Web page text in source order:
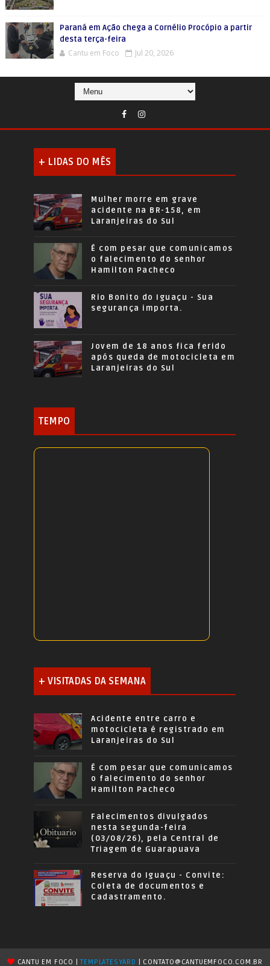
Paraná em Ação chega a Cornélio Procópio a partir
desta terça-feira
Cantu em Foco Jul 20, 2026
+ LIDAS DO MÊS
Mulher morre em grave
acidente na BR-158, em
Laranjeiras do Sul
É com pesar que comunicamos
o falecimento do senhor
Hamilton Pacheco
Rio Bonito do Iguaçu - Sua
segurança importa.
Jovem de 18 anos fica ferido
após queda de motocicleta em
Laranjeiras do Sul
TEMPO
+ VISITADAS DA SEMANA
Acidente entre carro e
motocicleta é registrado em
Laranjeiras do Sul
É com pesar que comunicamos
o falecimento do senhor
Hamilton Pacheco
Falecimentos divulgados
nesta segunda-feira
(03/08/26), pela Central de
Triagem de Guarapuava
Reserva do Iguaçu - Convite:
Coleta de documentos e
Cadastramento.
CANTU EM FOCO |TEMPLATESYARD | CONTATO@CANTUEMFOCO.COM.BR